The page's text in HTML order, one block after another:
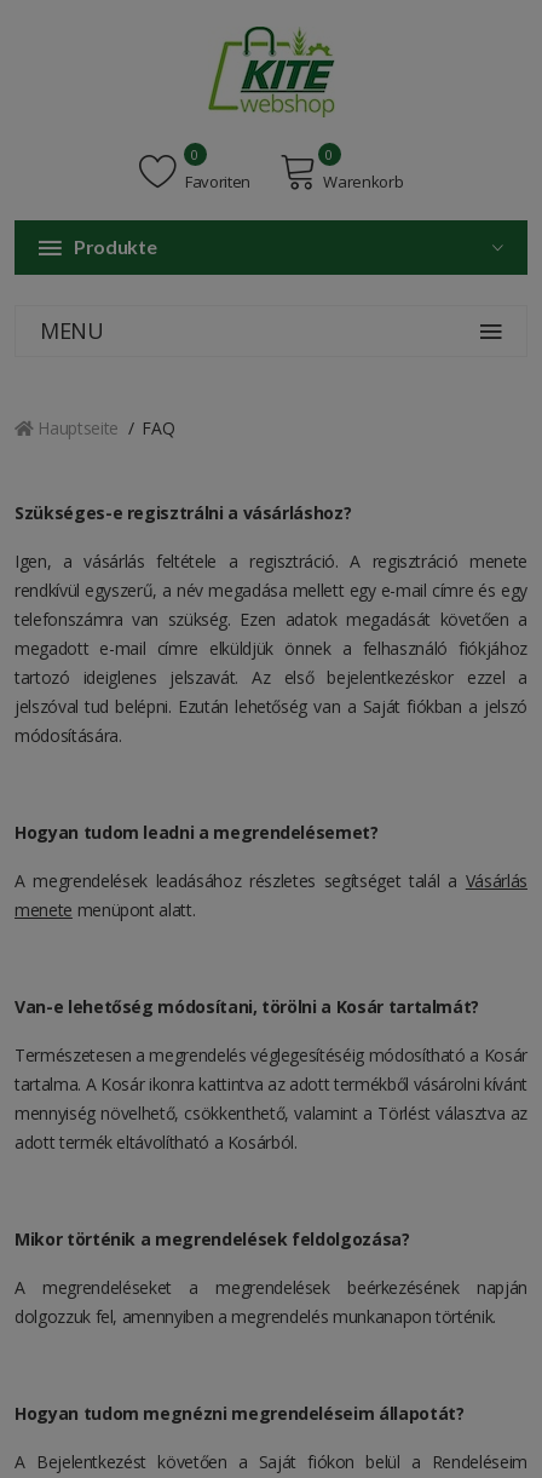
Favoriten
0
Warenkorb
0
Produkte
MENU
Hauptseite FAQ
Szükséges-e regisztrálni a vásárláshoz?
Igen, a vásárlás feltétele a regisztráció. A regisztráció menete
rendkívül egyszerű, a név megadása mellett egy e-mail címre és egy
telefonszámra van szükség. Ezen adatok megadását követően a
megadott e-mail címre elküldjük önnek a felhasználó fiókjához
tartozó ideiglenes jelszavát. Az első bejelentkezéskor ezzel a
jelszóval tud belépni. Ezután lehetőség van a Saját fiókban a jelszó
módosítására.
Hogyan tudom leadni a megrendelésemet?
A megrendelések leadásához részletes segítséget talál a Vásárlás
menete menüpont alatt.
Van-e lehetőség módosítani, törölni a Kosár tartalmát?
Természetesen a megrendelés véglegesítéséig módosítható a Kosár
tartalma. A Kosár ikonra kattintva az adott termékből vásárolni kívánt
mennyiség növelhető, csökkenthető, valamint a Törlést választva az
adott termék eltávolítható a Kosárból.
Mikor történik a megrendelések feldolgozása?
A megrendeléseket a megrendelések beérkezésének napján
dolgozzuk fel, amennyiben a megrendelés munkanapon történik.
Hogyan tudom megnézni megrendeléseim állapotát?
A Bejelentkezést követően a Saját fiókon belül a Rendeléseim